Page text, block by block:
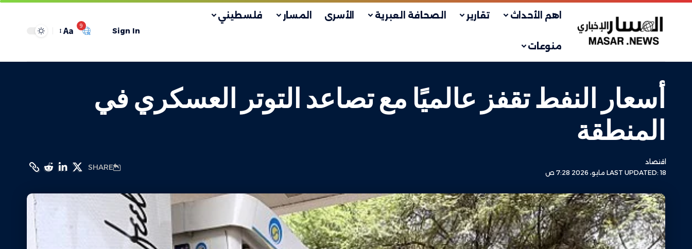
اهم الأحداث تقارير الصحافة العبرية الأسرى المسار فلسطيني
منوعات
Sign In
9
Aa
أسعار النفط تقفز عالميًا مع تصاعد التوتر العسكري في
المنطقة
LAST UPDATED: 18 مايو، 2026 7:28 ص
اقتصاد
SHARE